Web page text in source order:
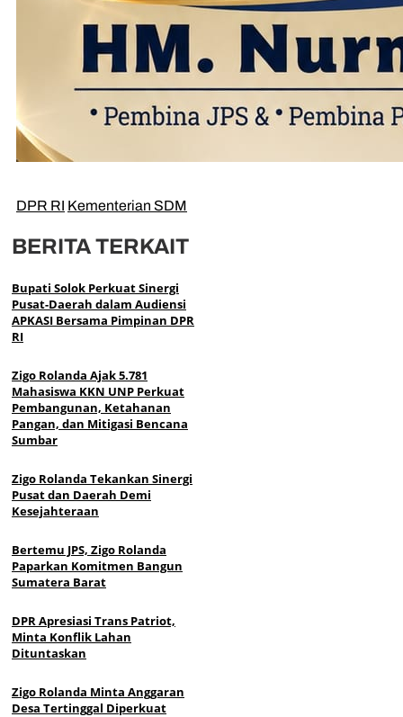
DPR RI Kementerian SDM
BERITA TERKAIT
Bupati Solok Perkuat Sinergi
Pusat-Daerah dalam Audiensi
APKASI Bersama Pimpinan DPR
RI
Zigo Rolanda Ajak 5.781
Mahasiswa KKN UNP Perkuat
Pembangunan, Ketahanan
Pangan, dan Mitigasi Bencana
Sumbar
Zigo Rolanda Tekankan Sinergi
Pusat dan Daerah Demi
Kesejahteraan
Bertemu JPS, Zigo Rolanda
Paparkan Komitmen Bangun
Sumatera Barat
DPR Apresiasi Trans Patriot,
Minta Konflik Lahan
Dituntaskan
Zigo Rolanda Minta Anggaran
Desa Tertinggal Diperkuat